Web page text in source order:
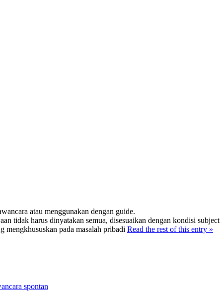
atau menggunakan dengan guide.
tidak harus dinyatakan semua, disesuaikan dengan kondisi subject
mengkhususkan pada masalah pribadi Read the rest of this entry »
spontan